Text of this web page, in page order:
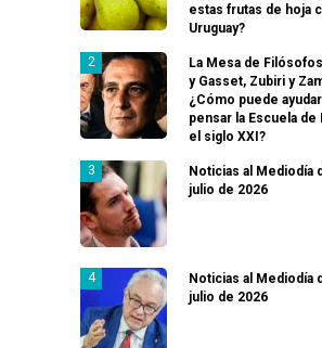
estas frutas de hoja
Uruguay?
La Mesa de
y Gasset, Zubiri y
¿Cómo puede
pensar la Escuela de
el siglo XXI?
Noticias al Mediodía
julio de 2026
Noticias al Mediodía
julio de 2026